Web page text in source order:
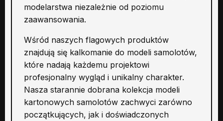
modelarstwa niezależnie od poziomu
zaawansowania.
Wśród naszych flagowych produktów
znajdują się kalkomanie do modeli samolotów,
które nadają każdemu projektowi
profesjonalny wygląd i unikalny charakter.
Nasza starannie dobrana kolekcja modeli
kartonowych samolotów zachwyci zarówno
początkujących, jak i doświadczonych